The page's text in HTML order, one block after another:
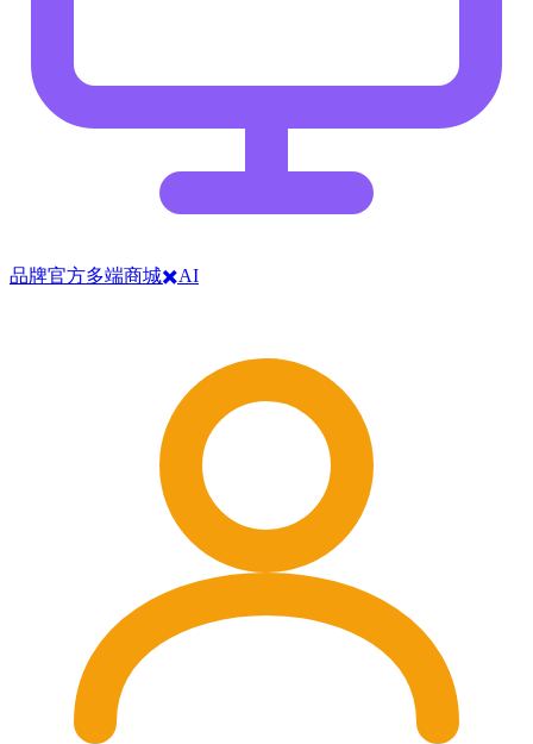
品牌官方多端商城✖️AI